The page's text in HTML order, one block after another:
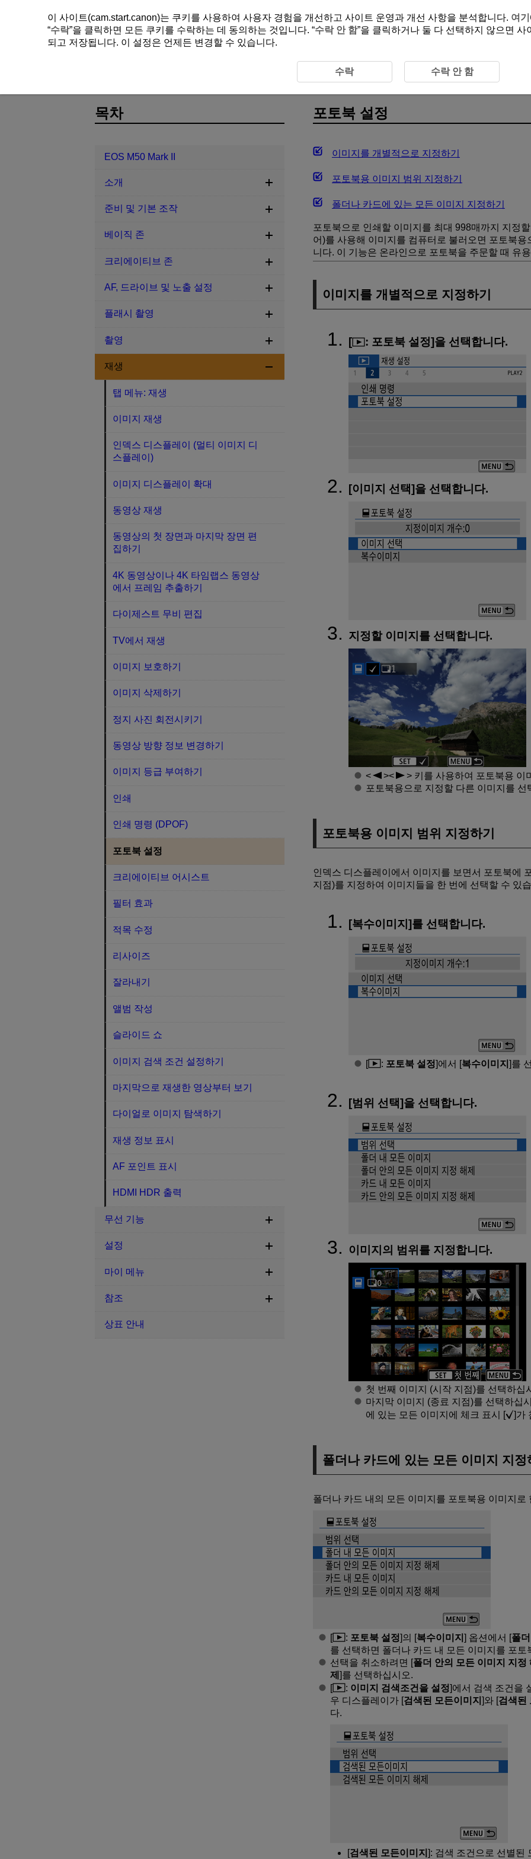
포토북 설정
이미지를 개별적으로 지정하기
포토북용 이미지 범위 지정하기
폴더나 카드에 있는 모든 이미지 지정하기
포토북으로 인쇄할 이미지를 최대 998매까지 지정
어)를 사용해 이미지를 컴퓨터로 불러오면 포토북
니다. 이 기능은 온라인으로 포토북을 주문할 때 유
이미지를 개별적으로 지정하기
[ : 포토북 설정]을 선택합니다.
[이미지 선택]을 선택합니다.
지정할 이미지를 선택합니다.
키를 사용하여 포토북용 이
포토북용으로 지정할 다른 이미지를
포토북용 이미지 범위 지정하기
인덱스 디스플레이에서 이미지를 보면서 포토북에
지점)를 지정하여 이미지들을 한 번에 선택할 수 있
[복수이미지 ]를 선택합니다.
[ : 포토북 설정]에서 [복수이미지 ]를
[범위 선택]을 선택합니다.
이미지의 범위를 지정합니다.
첫 번째 이미지 (시작 지점)를 선택하십
마지막 이미지 (종료 지점)를 선택하십
에 있는 모든 이미지에 체크 표시 [
]가
폴더나 카드에 있는 모든 이미지 지정
폴더나 카드 내의 모든 이미지를 포토북용 이미지로
[ : 포토북 설정]의 [복수이미지 ] 옵션에서 [폴
를 선택하면 폴더나 카드 내 모든 이미지를 포
선택을 취소하려면 [폴더 안의 모든 이미지 지정
제 ]를 선택하십시오.
[
: 이미지 검색조건을 설정]에서 검색 조건을
우 디스플레이가 [검색된 모든이미지 ]와 [검색된
다.
[검색된 모든이미지 ]: 검색 조건으로 선별된
목차
EOS M50 Mark II
소개
준비 및 기본 조작
베이직 존
크리에이티브 존
AF, 드라이브 및 노출 설정
플래시 촬영
촬영
재생
탭 메뉴: 재생
이미지 재생
인덱스 디스플레이 (멀티 이미지 디
스플레이)
이미지 디스플레이 확대
동영상 재생
동영상의 첫 장면과 마지막 장면 편
집하기
4K 동영상이나 4K 타임랩스 동영상
에서 프레임 추출하기
다이제스트 무비 편집
TV에서 재생
이미지 보호하기
이미지 삭제하기
정지 사진 회전시키기
동영상 방향 정보 변경하기
이미지 등급 부여하기
인쇄
인쇄 명령 (DPOF)
포토북 설정
크리에이티브 어시스트
필터 효과
적목 수정
리사이즈
잘라내기
앨범 작성
슬라이드 쇼
이미지 검색 조건 설정하기
마지막으로 재생한 영상부터 보기
다이얼로 이미지 탐색하기
재생 정보 표시
AF 포인트 표시
HDMI HDR 출력
무선 기능
설정
마이 메뉴
참조
상표 안내
이 사이트(cam.start.canon)는 쿠키를 사용하여 사용자 경험을 개선하고 사이트 운영과 개선 사항을 분석합니다. 여기
“수락”을 클릭하면 모든 쿠키를 수락하는 데 동의하는 것입니다. “수락 안 함”을 클릭하거나 둘 다 선택하지 않으면
되고 저장됩니다. 이 설정은 언제든 변경할 수 있습니다.
수락 수락 안 함